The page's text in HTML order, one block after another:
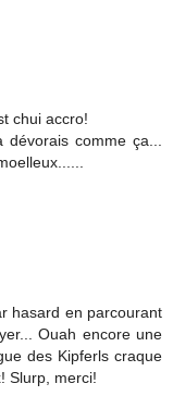
chui accro!
comme ça...
hasard en parcourant
Ouah encore une
des Kipferls craque
Slurp, merci!